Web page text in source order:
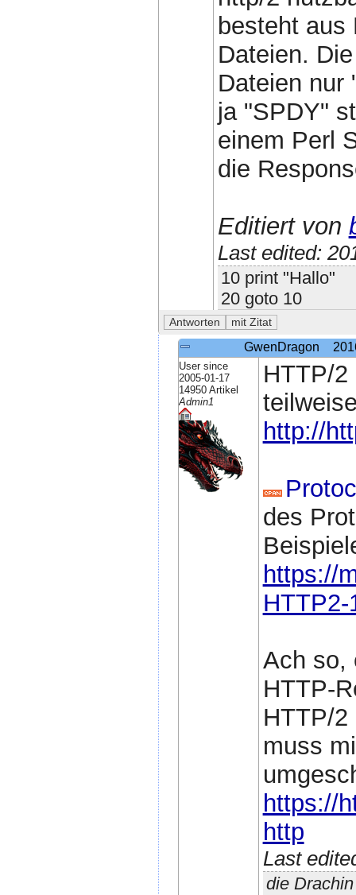
besteht aus
Dateien.
Dateien nur
ja "SPDY"
einem Perl
die
Editiert von
Last edited:
10 print "Hallo"
20 goto 10
GwenDragon
User since
2005-01-17
14950 Artikel
Admin1
HTTP/
http://
des
https://
HTTP2-
Ach so,
HTTP-
HTTP/
muss
https://
http
Last
die